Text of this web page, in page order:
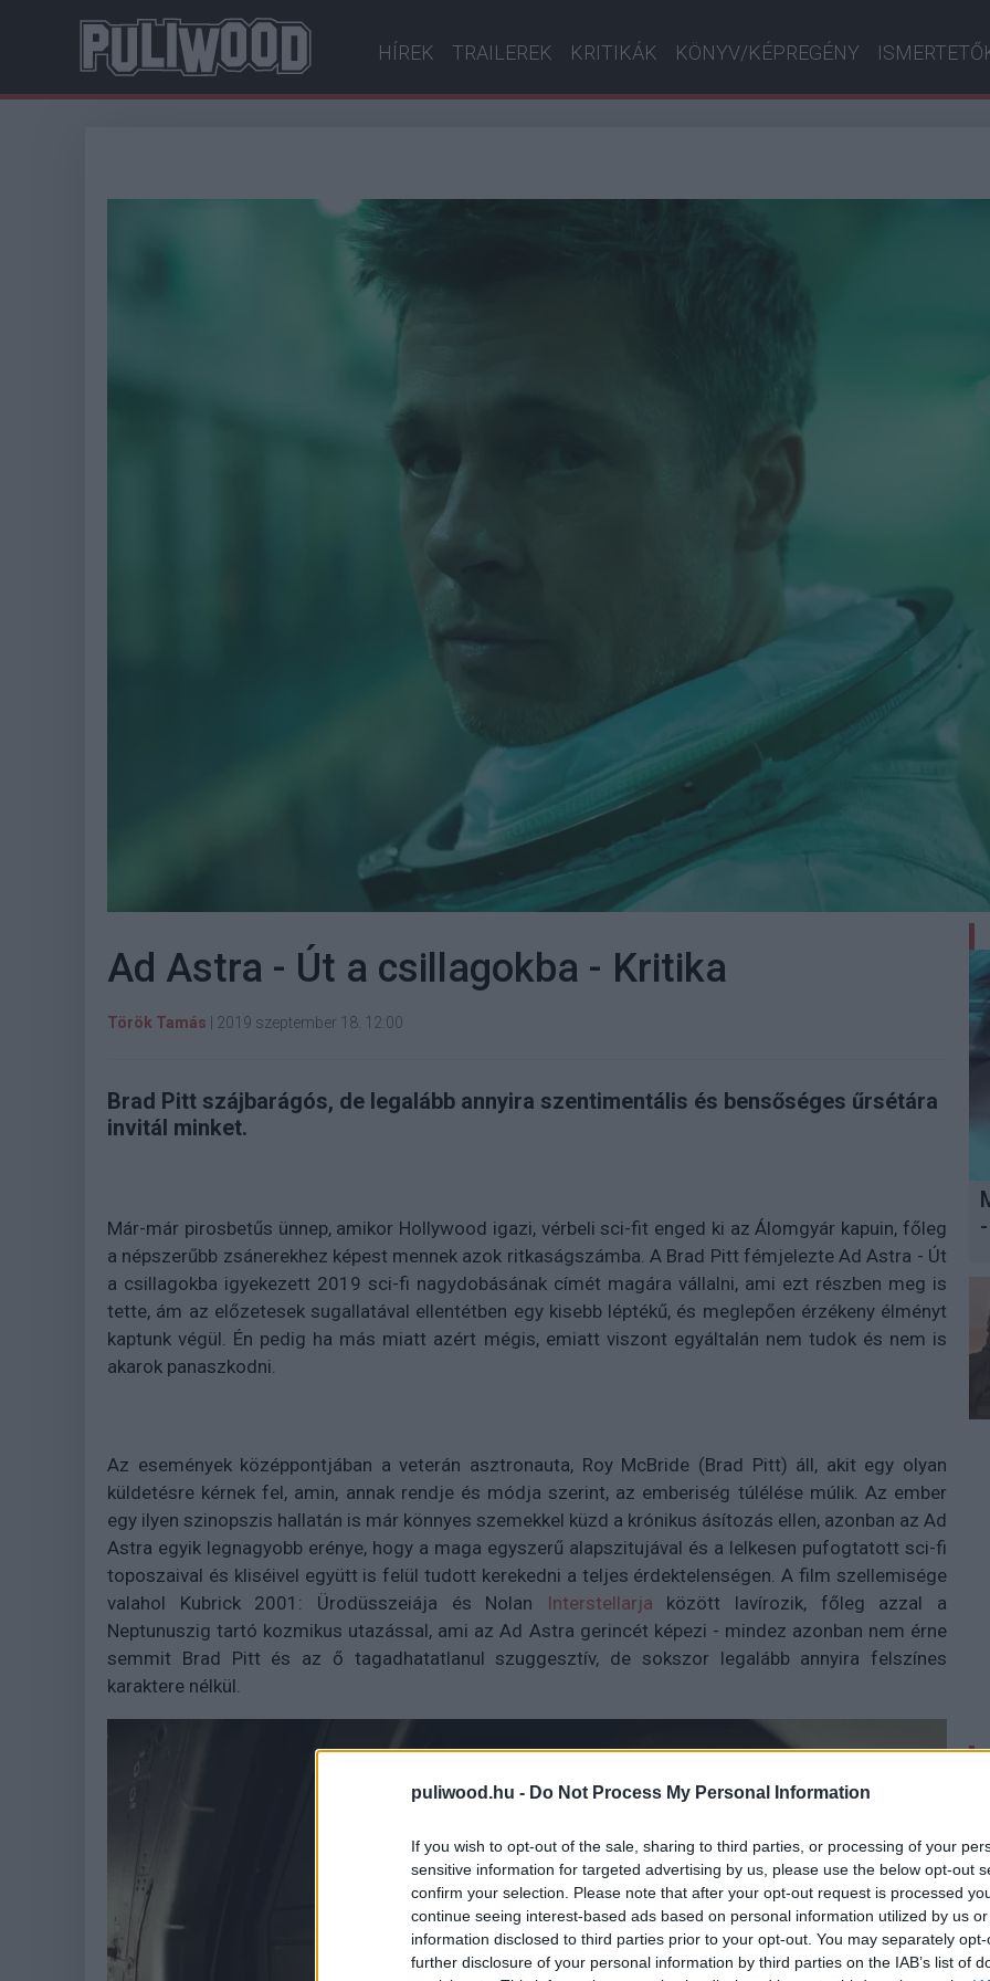
puliwood.hu - Do Not Process My Personal Information
If you wish to opt-out of the sale, sharing to third parties, or processing of your
sensitive information for targeted advertising by us, please use the below opt-out
confirm your selection. Please note that after your opt-out request is processed
continue seeing interest-based ads based on personal information utilized by us
information disclosed to third parties prior to your opt-out. You may separately
further disclosure of your personal information by third parties on the IAB’s list of
HÍREK TRAILEREK KRITIKÁK KÖNYV/KÉPREGÉNY
Ad Astra - Út a csillagokba - Kritika
Török Tamás 2019 szeptember 18. 12:00
Brad Pitt szájbarágós, de legalább annyira szentimentális és bensőséges űrsétára
invitál minket.
Már-már pirosbetűs ünnep, amikor Hollywood igazi, vérbeli sci-fit enged ki az Álomgyár kapuin, főleg
a népszerűbb zsánerekhez képest mennek azok ritkaságszámba. A Brad Pitt fémjelezte Ad Astra - Út
a csillagokba igyekezett 2019 sci-fi nagydobásának címét magára vállalni, ami ezt részben meg is
tette, ám az előzetesek sugallatával ellentétben egy kisebb léptékű, és meglepően érzékeny élményt
kaptunk végül. Én pedig ha más miatt azért mégis, emiatt viszont egyáltalán nem tudok és nem is
akarok panaszkodni.
Az események középpontjában a veterán asztronauta, Roy McBride (Brad Pitt) áll, akit egy olyan
küldetésre kérnek fel, amin, annak rendje és módja szerint, az emberiség túlélése múlik. Az ember
egy ilyen szinopszis hallatán is már könnyes szemekkel küzd a krónikus ásítozás ellen, azonban az Ad
Astra egyik legnagyobb erénye, hogy a maga egyszerű alapszitujával és a lelkesen pufogtatott sci-fi
toposzaival és kliséivel együtt is felül tudott kerekedni a teljes érdektelenségen. A film szellemisége
valahol Kubrick 2001: Ürodüsszeiája és Nolan
Interstellarja között lavírozik, főleg azzal a
Neptunuszig tartó kozmikus utazással, ami az Ad Astra gerincét képezi - mindez azonban nem érne
semmit Brad Pitt és az ő tagadhatatlanul szuggesztív, de sokszor legalább annyira felszínes
karaktere nélkül.